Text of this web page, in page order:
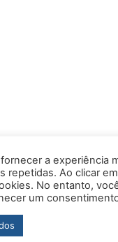
a experiência
Ao clicar
No entanto,
um